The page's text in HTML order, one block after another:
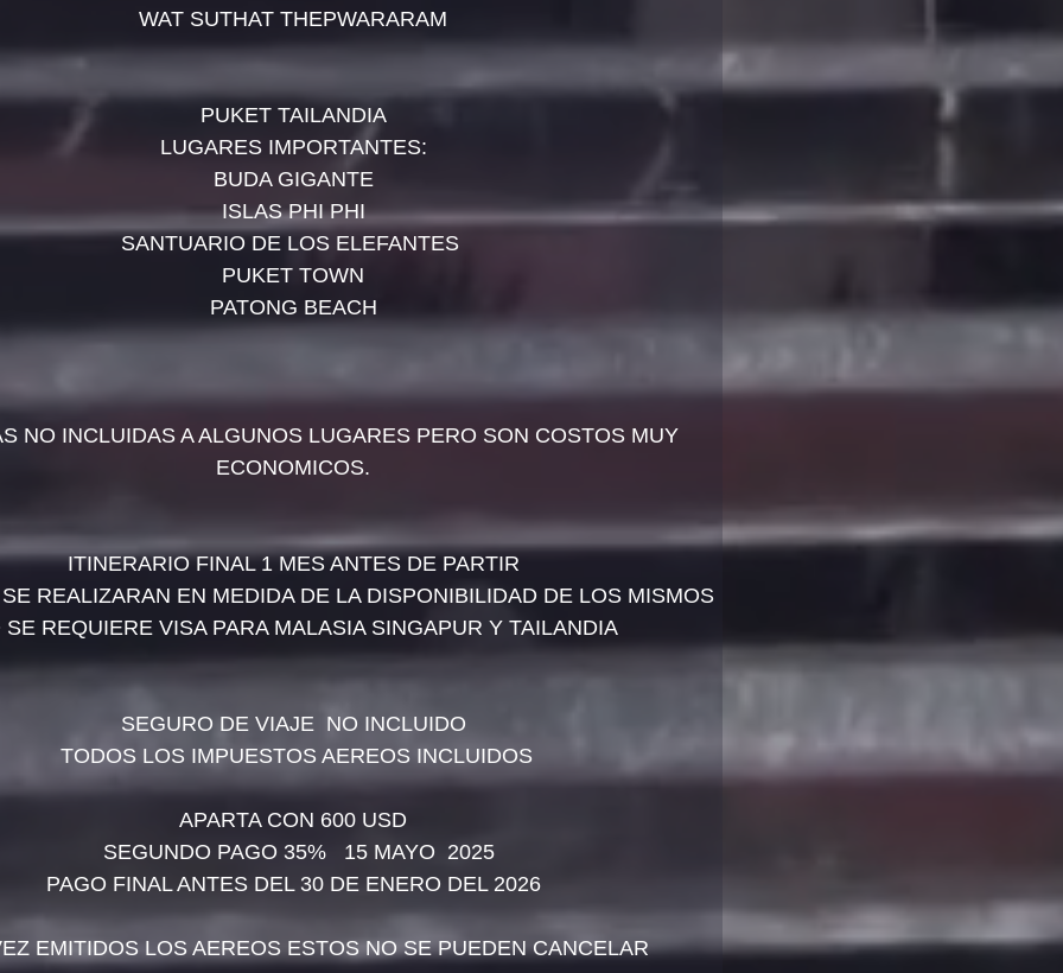
WAT SUTHAT THEPWARARAM
PUKET TAILANDIA
LUGARES IMPORTANTES:
BUDA GIGANTE
ISLAS PHI PHI
SANTUARIO DE LOS ELEFANTES
PUKET TOWN
PATONG BEACH
NO INCLUIDAS A ALGUNOS LUGARES PERO SON COSTOS MUY
ECONOMICOS.
ITINERARIO FINAL 1 MES ANTES DE PARTIR
REALIZARAN EN MEDIDA DE LA DISPONIBILIDAD DE LOS MISMOS
SE REQUIERE VISA PARA MALASIA SINGAPUR Y TAILANDIA
SEGURO DE VIAJE  NO INCLUIDO
TODOS LOS IMPUESTOS AEREOS INCLUIDOS
APARTA CON 600 USD
SEGUNDO PAGO 35%   15 MAYO  2025
PAGO FINAL ANTES DEL 30 DE ENERO DEL 2026
EMITIDOS LOS AEREOS ESTOS NO SE PUEDEN CANCELAR